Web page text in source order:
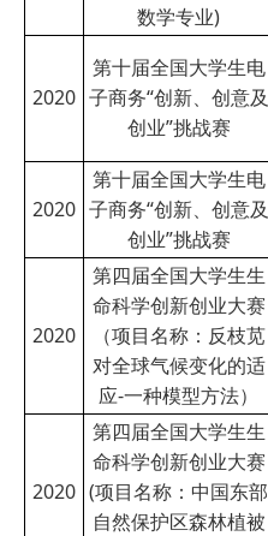
数学专业)
2020
第十届全国大学生电
子商务“创新、创意及
创业”挑战赛
2020
第十届全国大学生电
子商务“创新、创意及
创业”挑战赛
2020
第四届全国大学生生
命科学创新创业大赛
（项目名称：反枝苋
对全球气候变化的适
应-一种模型方法）
2020
第四届全国大学生生
命科学创新创业大赛
(项目名称：中国东部
自然保护区森林植被